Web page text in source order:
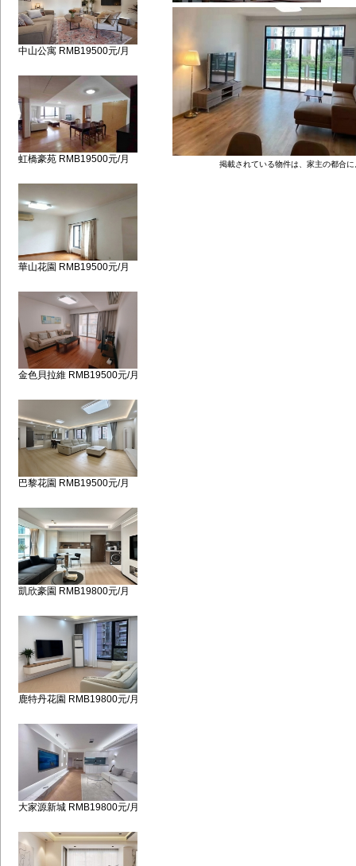
中山公寓 RMB19500元/月
虹橋豪苑 RMB19500元/月
華山花園 RMB19500元/月
金色貝拉維 RMB19500元/月
巴黎花園 RMB19500元/月
凱欣豪園 RMB19800元/月
鹿特丹花園 RMB19800元/月
大家源新城 RMB19800元/月
掲載されている物件は、家主の都合